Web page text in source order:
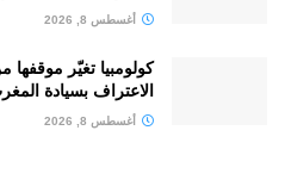
أغسطس 8, 2026
كولومبيا تغيّر
الاعتراف بسيادة
أغسطس 8, 2026